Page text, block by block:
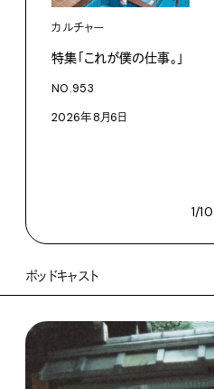
カルチャー
特集「これが僕の仕事。」
NO.953
2026年8月6日
1/10
ポッドキャスト